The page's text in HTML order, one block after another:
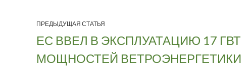
ПРЕДЫДУЩАЯ СТАТЬЯ
ЕС ВВЕЛ В ЭКСПЛУАТАЦИЮ 17 ГВТ
МОЩНОСТЕЙ ВЕТРОЭНЕРГЕТИКИ